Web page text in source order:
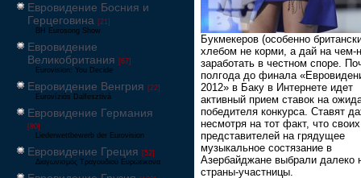
Евровидение Босния и
Герцеговина [21]
BH Eurosong Show
Евровидение
Великобритания [67]
Eurovision: You Decide
Евровидение Венгрия [22]
Eurovíziós Dalfesztivá
Евровидение Германия
[80]
Liederwettbewerb der Eurovision
Евровидение Греция [52]
Διαγωνισμός Τραγουδιού Ευρώεικονα
Букмекеров (особенно
хлебом не корми, а дай на чем-
заработать в честном споре.
полгода до финала
2012» в Баку в Интернете идет
активный прием ставок на
победителя конкурса. Ставят
несмотря на тот факт, что своих
представителей на грядущее
музыкальное состязание в
Азербайджане выбрали далеко
страны-участницы.